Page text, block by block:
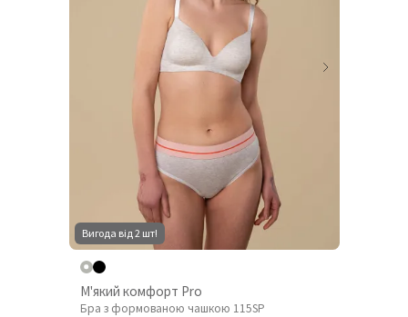
Вигода від 2 шт!
М'який комфорт Pro
Бра з формованою чашкою 115SP